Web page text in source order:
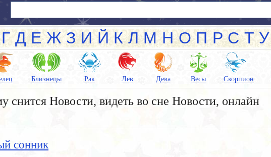
Г Д Е Ж З И Й К Л М Н О П Р С Т У
Близнецы Рак Лев Дева Весы Скорпион
снится Новости, видеть во сне Новости, онлайн
сонник